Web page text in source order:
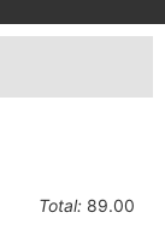
Total: 89.00